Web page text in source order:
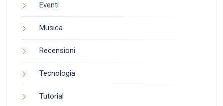
Eventi
Musica
Recensioni
Tecnologia
Tutorial